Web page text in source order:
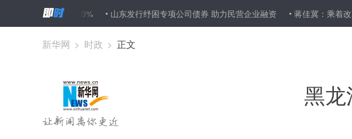
环比下降1.0% 山东发行纾困专项公司债券 助力民营企业融资 蒋佳冀：乘着改革强军
新华网 > 时政 > 正文
黑